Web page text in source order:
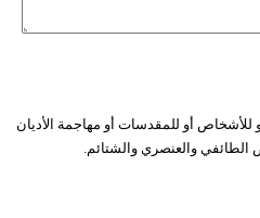
للأشخاص أو للمقدسات أو مهاجمة الأديان
الطائفي والعنصري والشتائم.